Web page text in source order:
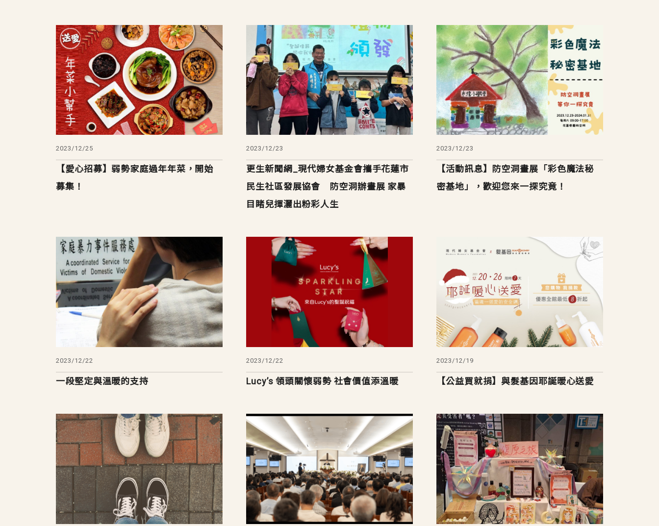
2023/12/25
【愛心招募】弱勢家庭過年年菜，開始
募集！
2023/12/23
更生新聞網_現代婦女基金會攜手花蓮市
民生社區發展協會 防空洞辦畫展 家暴
目睹兒揮灑出粉彩人生
2023/12/23
【活動訊息】防空洞畫展「彩色魔法秘
密基地」，歡迎您來一探究竟！
2023/12/22
一段堅定與溫暖的支持
2023/12/22
Lucy’s 領頭關懷弱勢 社會價值添溫暖
2023/12/19
【公益買就捐】與髮基因耶誕暖心送愛